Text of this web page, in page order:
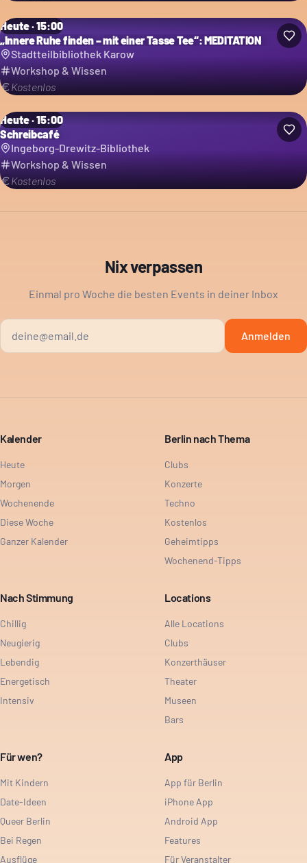
Heute · 15:00
„Innere Ruhe finden – mit einer Tasse Tee“: MEDITATION
Stadtteilbibliothek Karow
Workshop & Wissen
Kostenlos
Heute · 15:00
Schreibcafé
Ingeborg-Drewitz-Bibliothek
Workshop & Wissen
Kostenlos
Nix verpassen
Einmal pro Woche die besten Events in deiner Inbox
Anmelden
Kalender
Heute
Morgen
Wochenende
Diese Woche
Ganzer Kalender
Berlin nach Thema
Clubs
Konzerte
Techno
Kostenlos
Geheimtipps
Wochenend-Tipps
Nach Stimmung
Chillig
Neugierig
Lebendig
Energetisch
Intensiv
Locations
Alle Locations
Clubs
Konzerthäuser
Theater
Museen
Bars
Für wen?
Mit Kindern
Date-Ideen
Queer Berlin
Bei Regen
Ausflüge
App
App für Berlin
iPhone App
Android App
Features
Für Veranstalter